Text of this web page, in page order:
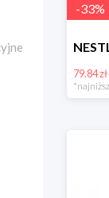
-33%
79.84 zł